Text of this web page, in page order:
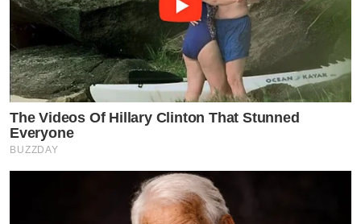
The Videos Of Hillary Clinton That Stunned
Everyone
BUZZDAY